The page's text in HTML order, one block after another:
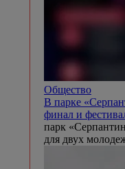
Общество
В парке
финал и
парк
для двух